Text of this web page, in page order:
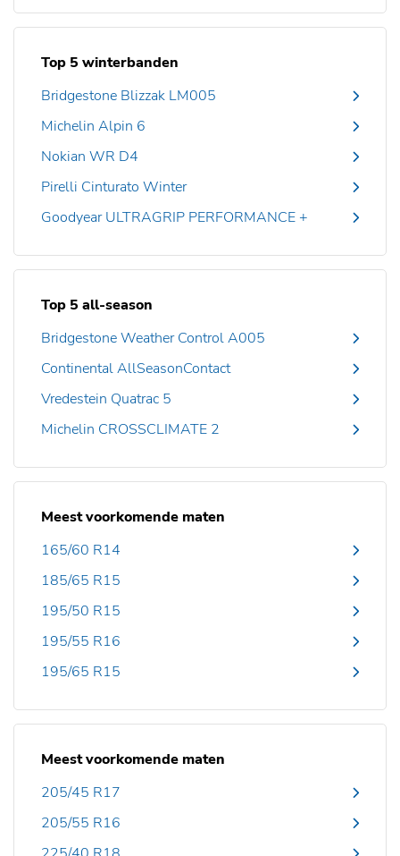
Top 5 winterbanden
Bridgestone Blizzak LM005
Michelin Alpin 6
Nokian WR D4
Pirelli Cinturato Winter
Goodyear ULTRAGRIP PERFORMANCE +
Top 5 all-season
Bridgestone Weather Control A005
Continental AllSeasonContact
Vredestein Quatrac 5
Michelin CROSSCLIMATE 2
Meest voorkomende maten
165/60 R14
185/65 R15
195/50 R15
195/55 R16
195/65 R15
Meest voorkomende maten
205/45 R17
205/55 R16